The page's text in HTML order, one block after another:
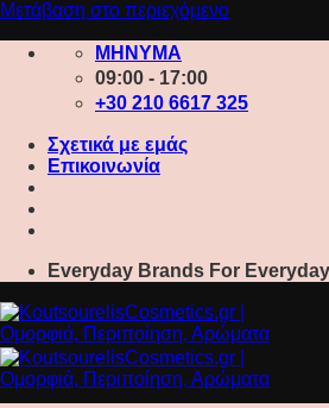
Μετάβαση στο περιεχόμενο
ΜΗΝΥΜΑ
09:00 - 17:00
+30 210 6617 325
Σχετικά με εμάς
Επικοινωνία
Everyday Brands For